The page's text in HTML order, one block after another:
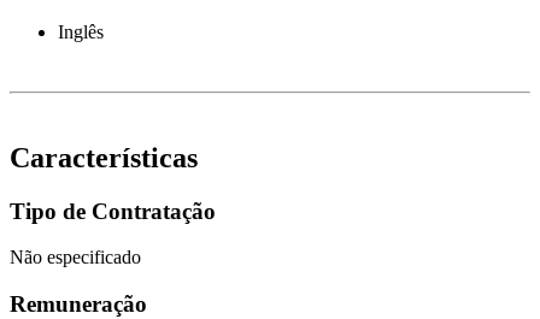
Inglês
Características
Tipo de Contratação
Não especificado
Remuneração